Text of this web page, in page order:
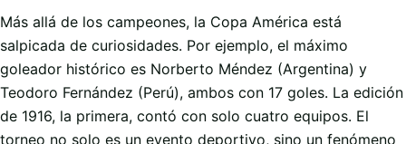
Más allá de los campeones, la Copa América está
salpicada de curiosidades. Por ejemplo, el máximo
goleador histórico es Norberto Méndez (Argentina) y
Teodoro Fernández (Perú), ambos con 17 goles. La edición
de 1916, la primera, contó con solo cuatro equipos. El
torneo no solo es un evento deportivo, sino un fenómeno